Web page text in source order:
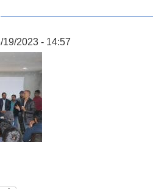
19/2023 - 14:57